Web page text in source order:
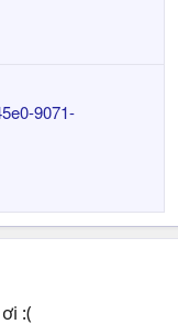
9071-
:(